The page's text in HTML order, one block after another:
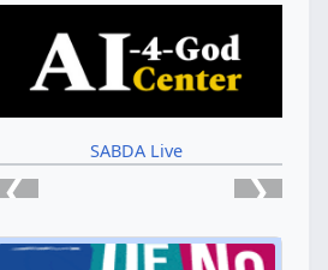
SABDA Live
❮ ❯